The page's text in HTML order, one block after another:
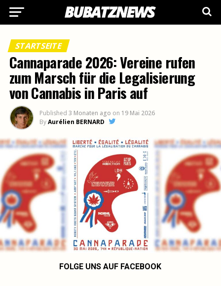
STARTSEITE
Cannaparade 2026: Vereine rufen
zum Marsch für die Legalisierung
von Cannabis in Paris auf
Published 3 Monaten ago on 19 Mai 2026
ByAurélien BERNARD
FOLGE UNS AUF FACEBOOK